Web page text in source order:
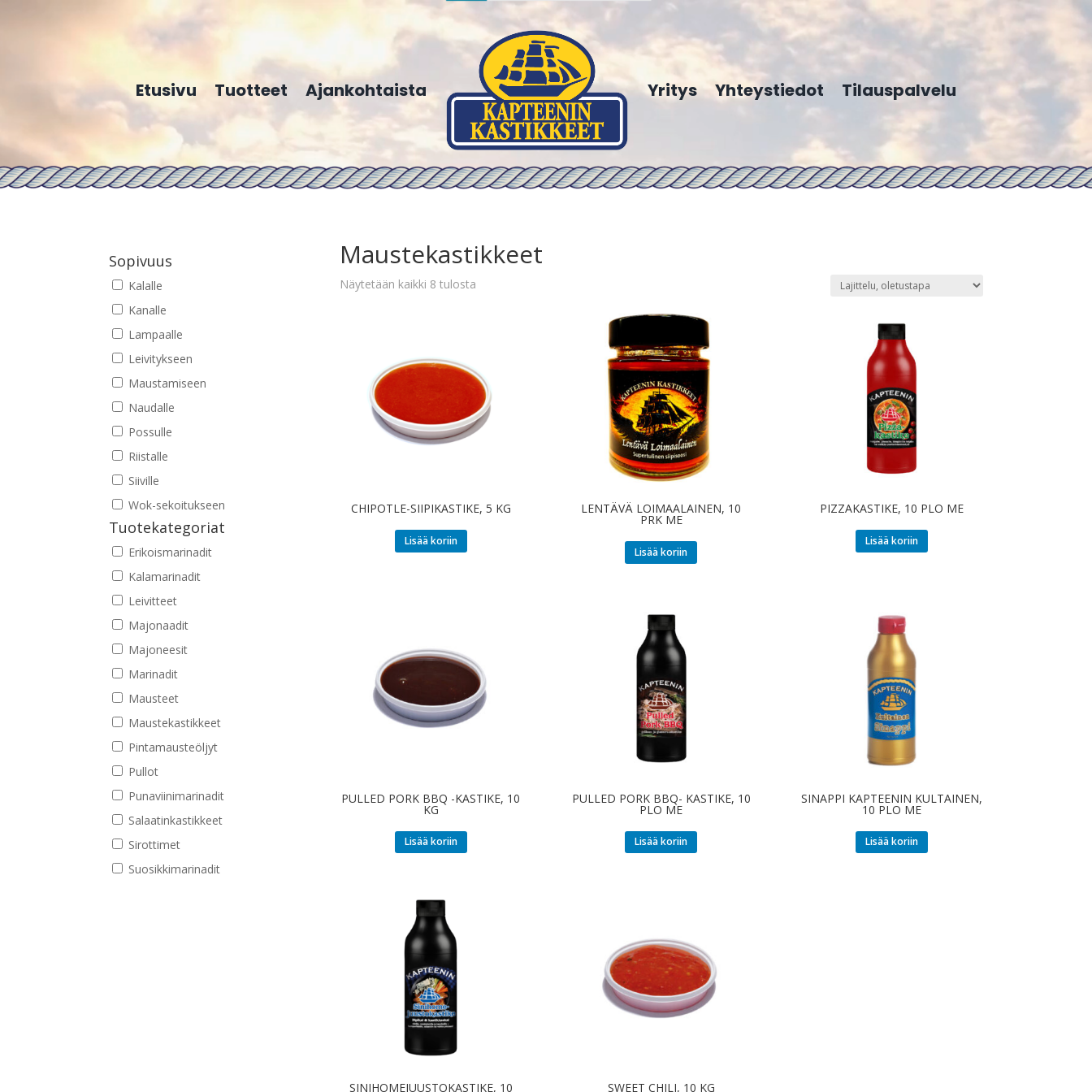
Etusivu Tuotteet Ajankohtaista Yritys Yhteystiedot Tilauspalvelu
Maustekastikkeet
Näytetään kaikki 8 tulosta
CHIPOTLE-SIIPIKASTIKE, 5 KG
Lisää koriin
LENTÄVÄ LOIMAALAINEN, 10
PRK ME
Lisää koriin
PIZZAKASTIKE, 10 PLO ME
Lisää koriin
PULLED PORK BBQ -KASTIKE, 10
KG
Lisää koriin
PULLED PORK BBQ- KASTIKE, 10
PLO ME
Lisää koriin
SINAPPI KAPTEENIN KULTAINEN,
10 PLO ME
Lisää koriin
SINIHOMEJUUSTOKASTIKE, 10 SWEET CHILI, 10 KG
Sopivuus
Kalalle
Kanalle
Lampaalle
Leivitykseen
Maustamiseen
Naudalle
Possulle
Riistalle
Siiville
Wok-sekoitukseen
Tuotekategoriat
Erikoismarinadit
Kalamarinadit
Leivitteet
Majonaadit
Majoneesit
Marinadit
Mausteet
Maustekastikkeet
Pintamausteöljyt
Pullot
Punaviinimarinadit
Salaatinkastikkeet
Sirottimet
Suosikkimarinadit